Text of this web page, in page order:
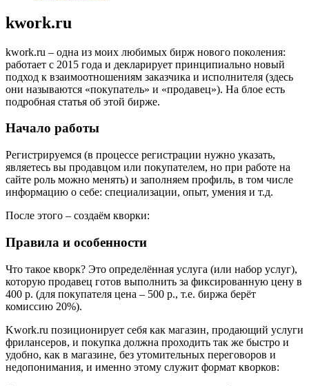
kwork.ru
kwork.ru – одна из моих любимых бирж нового поколения:
работает с 2015 года и декларирует принципиально новый
подход к взаимоотношениям заказчика и исполнителя (здесь
они называются «покупатель» и «продавец»). На блое есть
подробная статья об этой бирже.
Начало работы
Регистрируемся (в процессе регистрации нужно указать,
являетесь вы продавцом или покупателем, но при работе на
сайте роль можно менять) и заполняем профиль, в том числе
информацию о себе: специализации, опыт, умения и т.д.
После этого – создаём кворки:
Правила и особенности
Что такое кворк? Это определённая услуга (или набор услуг),
которую продавец готов выполнить за фиксированную цену в
400 р. (для покупателя цена – 500 р., т.е. биржа берёт
комиссию 20%).
Kwork.ru позиционирует себя как магазин, продающий услуги
фрилансеров, и покупка должна проходить так же быстро и
удобно, как в магазине, без утомительных переговоров и
недопонимания, и именно этому служит формат кворков: